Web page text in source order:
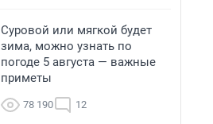
Суровой или мягкой будет
зима, можно узнать по
погоде 5 августа — важные
приметы
78 190 12